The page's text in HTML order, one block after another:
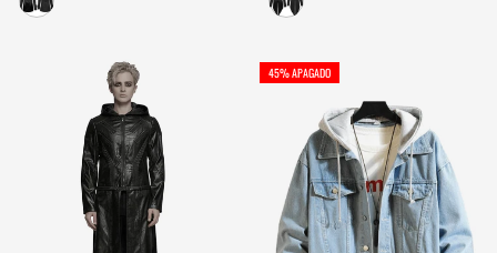
45% APAGADO